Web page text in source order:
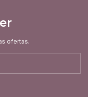
ofertas.